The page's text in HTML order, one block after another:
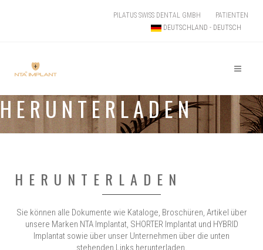
PATIENTEN
PILATUS SWISS DENTAL GMBH
DEUTSCHLAND - DEUTSCH
HERUNTERLADEN
HERUNTERLADEN
Sie können alle Dokumente wie Kataloge, Broschüren, Artikel über
unsere Marken NTA Implantat, SHORTER Implantat und HYBRID
Implantat sowie über unser Unternehmen über die unten
stehenden Links herunterladen.